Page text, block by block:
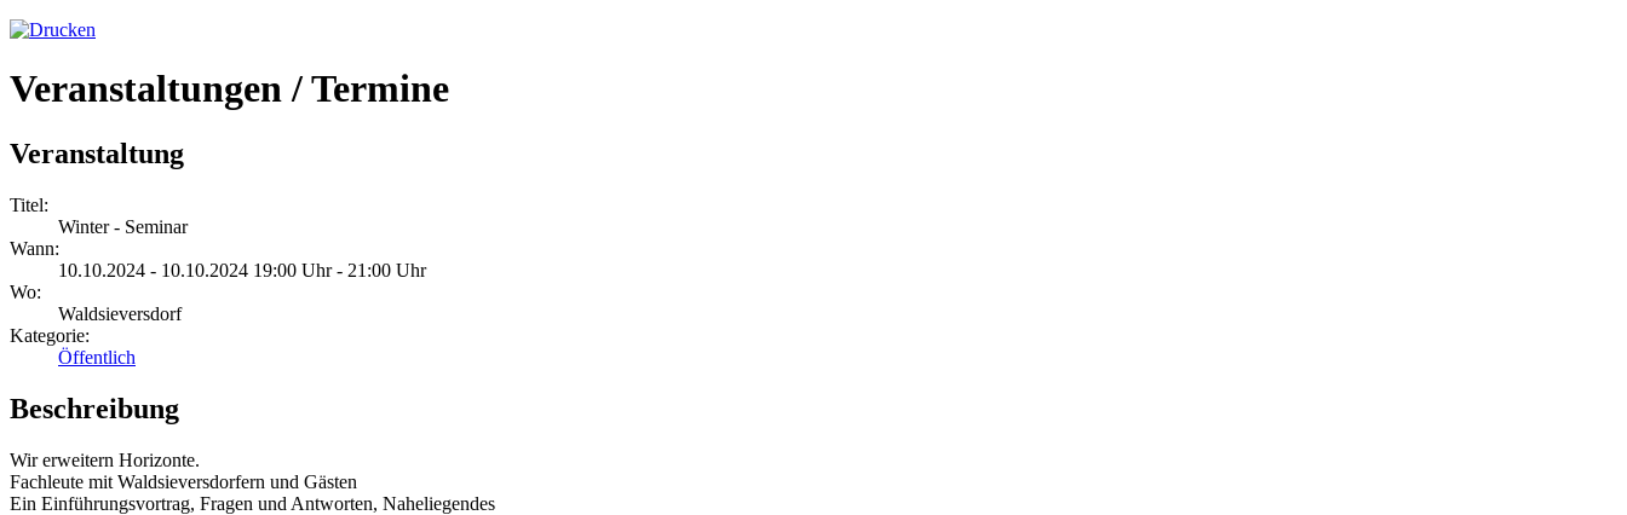
Veranstaltungen / Termine
Veranstaltung
Titel:
Winter - Seminar
Wann:
10.10.2024 - 10.10.2024 19:00 Uhr - 21:00 Uhr
Wo:
Waldsieversdorf
Kategorie:
Öffentlich
Beschreibung
Wir erweitern Horizonte.
Fachleute mit Waldsieversdorfern und Gästen
Ein Einführungsvortrag, Fragen und Antworten, Naheliegendes